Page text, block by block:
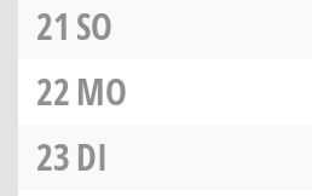
21 SO
22MO
23DI